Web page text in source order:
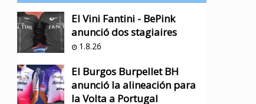
El Vini Fantini - BePink
anunció dos stagiaires
1.8.26
El Burgos Burpellet BH
anunció la alineación para
la Volta a Portugal